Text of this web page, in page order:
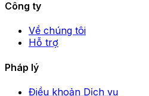
Công ty
Về chúng tôi
Hỗ trợ
Pháp lý
Điều khoản Dịch vụ